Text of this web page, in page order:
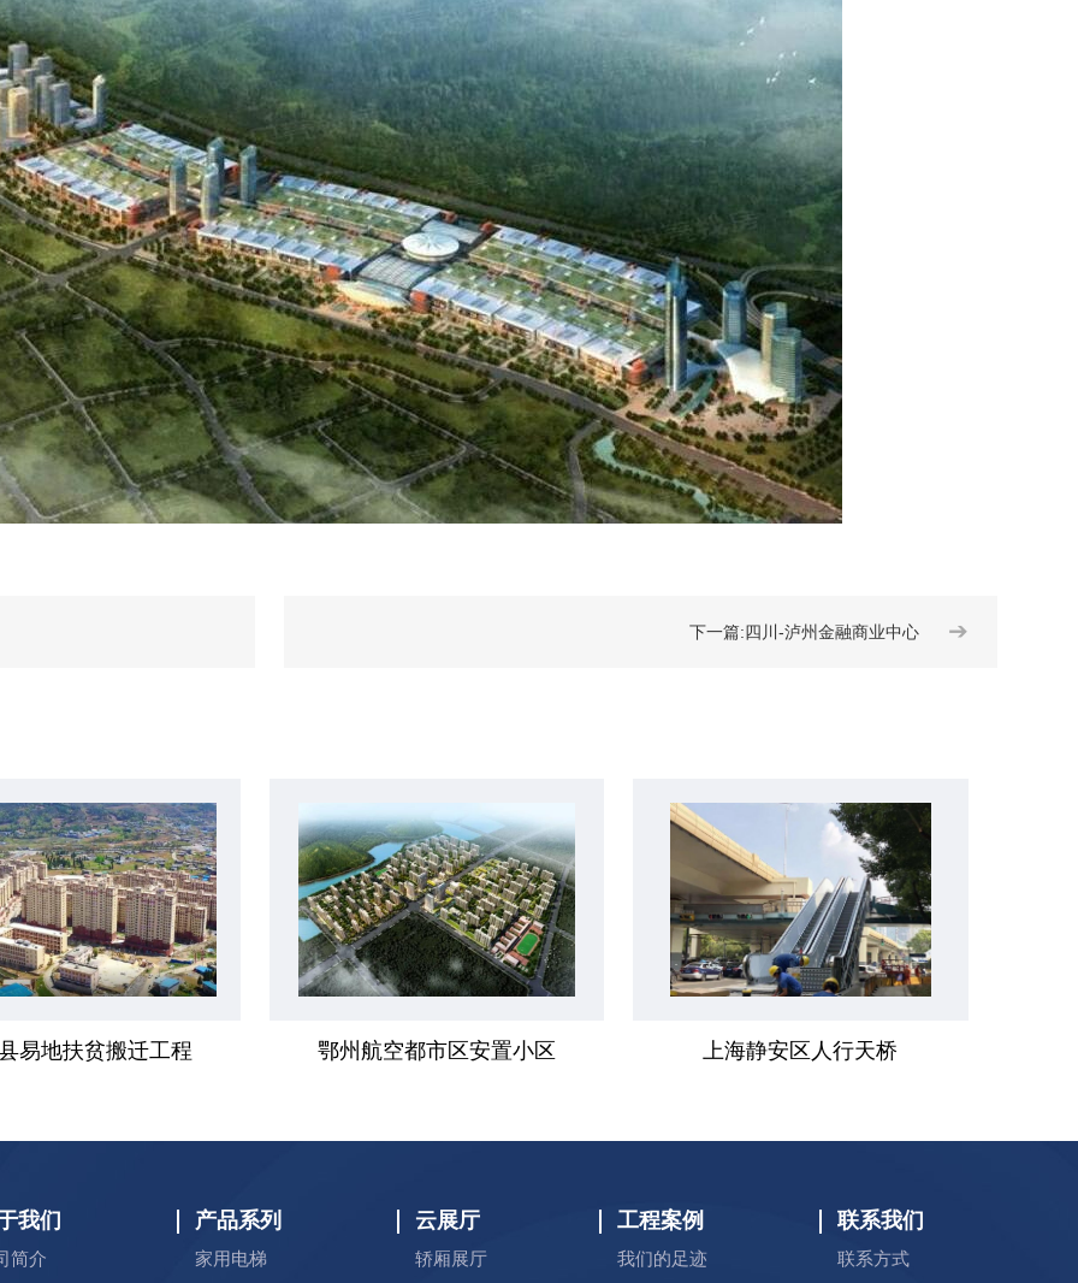
➔
下一篇:四川-泸州金融商业中心
易地扶贫搬迁工程 鄂州航空都市区安置小区 上海静安区人行天桥
我们
简介
产品系列
家用电梯
云展厅
轿厢展厅
工程案例
我们的足迹
联系我们
联系方式